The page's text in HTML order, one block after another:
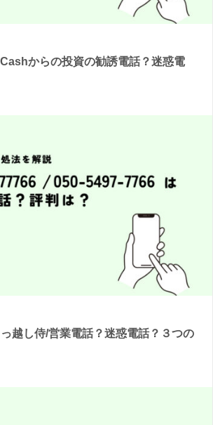
からの投資の勧誘電話？迷惑電
越し侍/営業電話？迷惑電話？３つの